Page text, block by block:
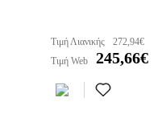
Τιμή Λιανικής
272,94€
Τιμή Web
245,66€